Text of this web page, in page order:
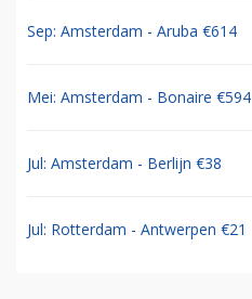
Sep: Amsterdam - Aruba €614
Mei: Amsterdam - Bonaire €594
Jul: Amsterdam - Berlijn €38
Jul: Rotterdam - Antwerpen €21